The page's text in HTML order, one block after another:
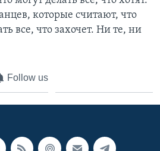
которые считают, что
все, что захочет. Ни те, ни
Follow us